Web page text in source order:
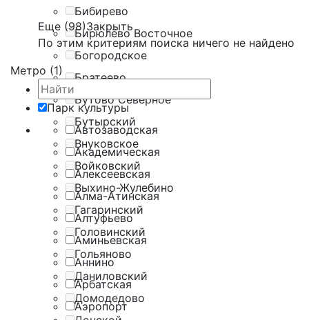
Бибирево
Бирюлёво Восточное
Богородское
Братеево
Бутово Северное
Бутырский
Внуковское
Войковский
Выхино-Жулебино
Гагаринский
Головинский
Гольяново
Даниловский
Домодедово
Еще (98)Закрыть
По этим критериям поиска ничего не найдено
Метро (1)
Парк культуры
Автозаводская
Академическая
Алексеевская
Алма-Атинская
Алтуфьево
Аминьевская
Аннино
Арбатская
Аэропорт